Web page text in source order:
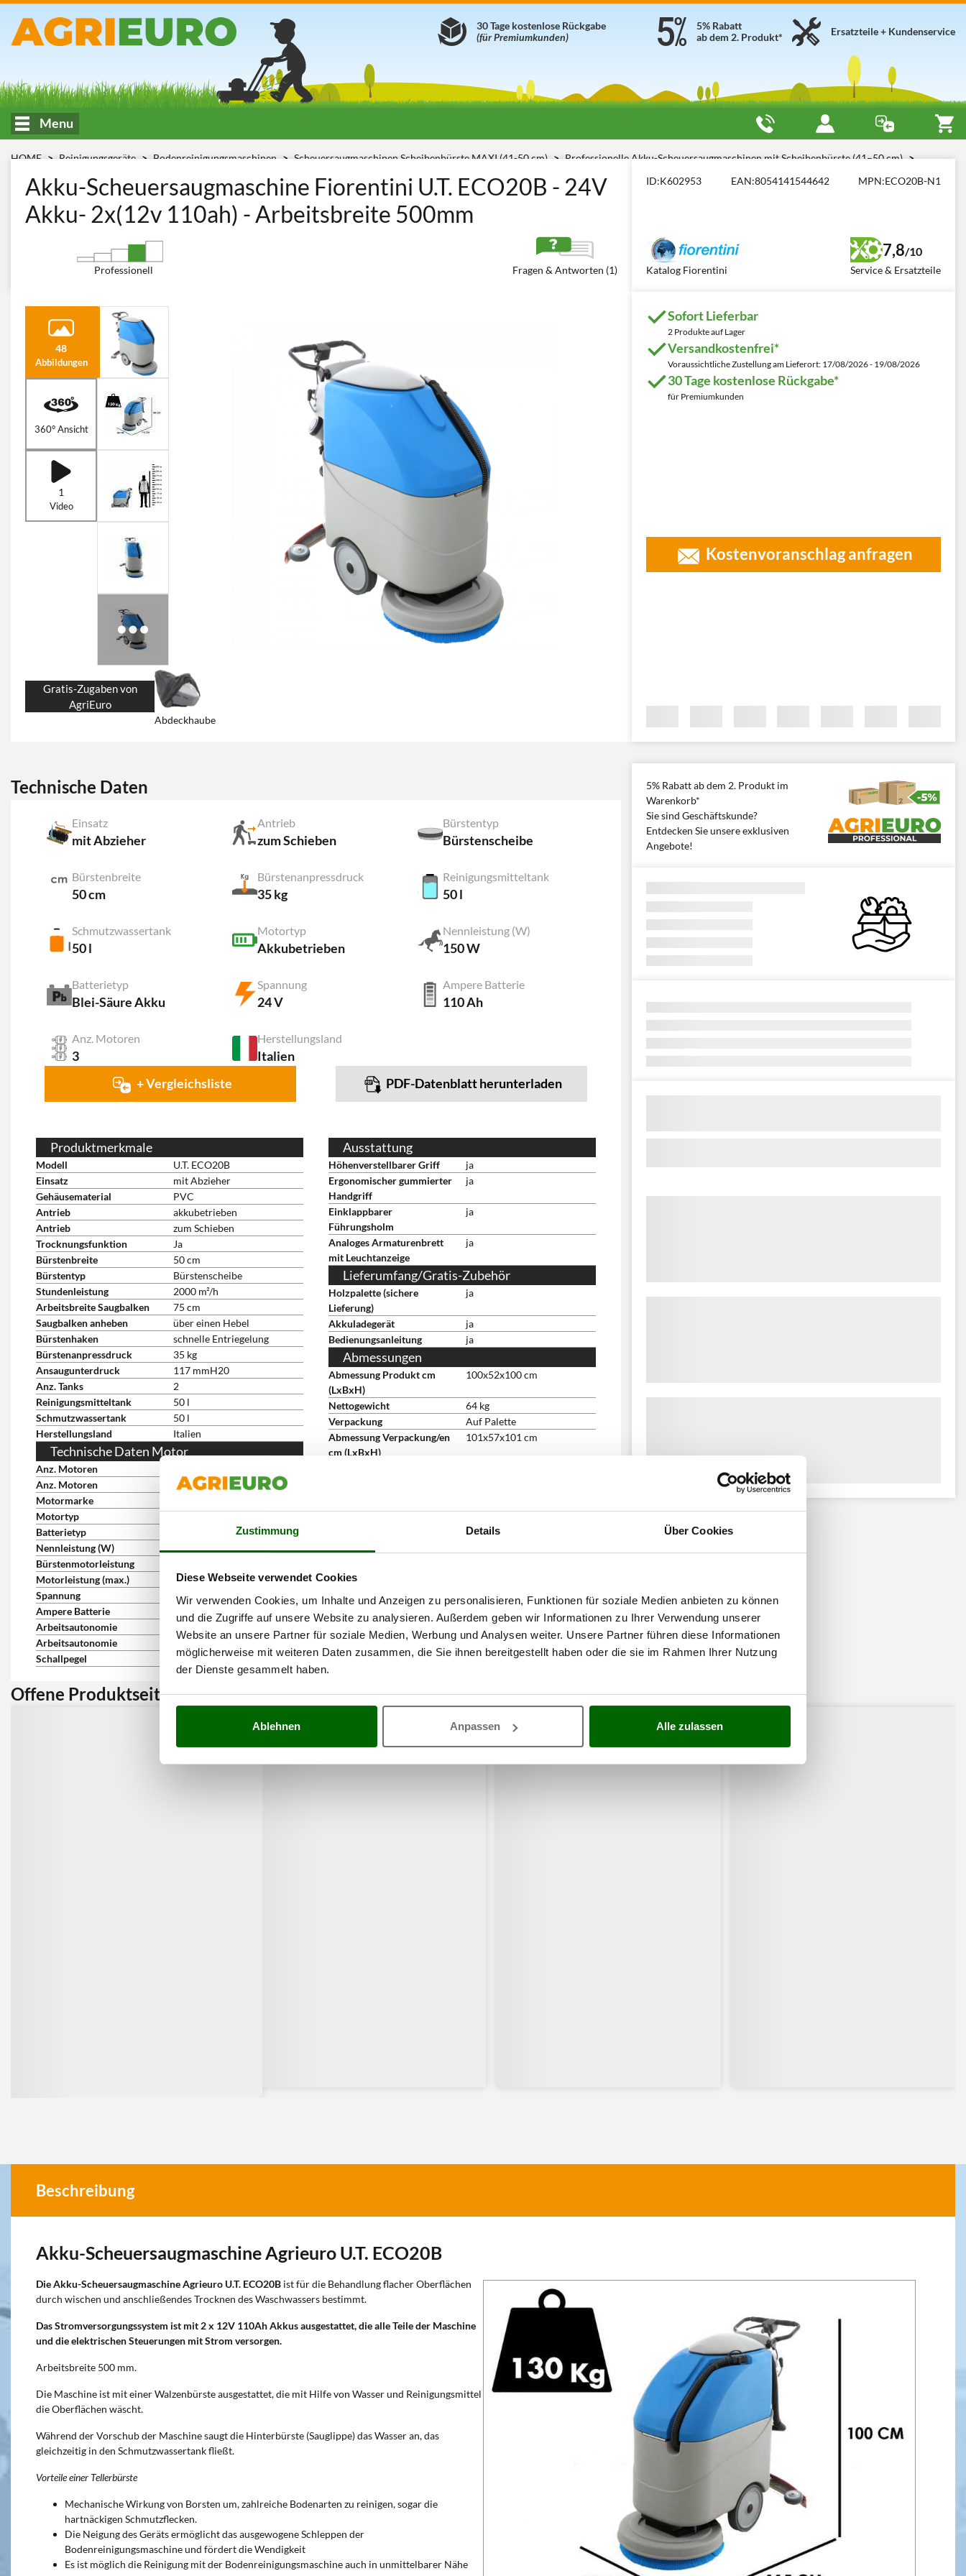
Zustimmung Details Über Cookies
Diese Webseite verwendet Cookies
Wir verwenden Cookies, um Inhalte und Anzeigen zu personalisieren, Funktionen für soziale Medien anbieten zu können
und die Zugriffe auf unsere Website zu analysieren. Außerdem geben wir Informationen zu Ihrer Verwendung unserer
Website an unsere Partner für soziale Medien, Werbung und Analysen weiter. Unsere Partner führen diese Informationen
möglicherweise mit weiteren Daten zusammen, die Sie ihnen bereitgestellt haben oder die sie im Rahmen Ihrer Nutzung
der Dienste gesammelt haben.
Ablehnen Anpassen Alle zulassen
Ersatzteile + Kundenservice
5% Rabatt
ab dem 2. Produkt*
30 Tage kostenlose Rückgabe
(für Premiumkunden)
Menu
HOME Reinigungsgeräte Bodenreinigungsmaschinen Scheuersaugmaschinen Scheibenbürste MAXI (41-50 cm)
Professionelle Akku-Scheuersaugmaschinen mit Scheibenbürste (41–50 cm)
Akku-Scheuersaugmaschine Fiorentini U.T. ECO20B - 24V
Akku- 2x(12v 110ah) - Arbeitsbreite 500mm
Professionell Fragen & Antworten (1)
ID:K602953 EAN:8054141544642 MPN:ECO20B-N1
Katalog Fiorentini
7,8/10
Service & Ersatzteile
48
Abbildungen
360° Ansicht
1
Video
Gratis-Zugaben von
AgriEuro
Abdeckhaube
Sofort Lieferbar
2 Produkte auf Lager
Versandkostenfrei*
Voraussichtliche Zustellung am Lieferort: 17/08/2026 - 19/08/2026
30 Tage kostenlose Rückgabe*
für Premiumkunden
Kostenvoranschlag anfragen
Technische Daten
Einsatz
mit Abzieher
Antrieb
zum Schieben
Bürstentyp
Bürstenscheibe
Bürstenbreite
50 cm
Bürstenanpressdruck
35 kg
Reinigungsmitteltank
50 l
Schmutzwassertank
50 l
Motortyp
Akkubetrieben
Nennleistung (W)
150 W
Batterietyp
Blei-Säure Akku
Spannung
24 V
Ampere Batterie
110 Ah
Anz. Motoren
3
Herstellungsland
Italien
+ Vergleichsliste PDF-Datenblatt herunterladen
Produktmerkmale
Modell
U.T. ECO20B
Einsatz
mit Abzieher
Gehäusematerial
PVC
Antrieb
akkubetrieben
Antrieb
zum Schieben
Trocknungsfunktion
Ja
Bürstenbreite
50 cm
Bürstentyp
Bürstenscheibe
Stundenleistung
2000 m²/h
Arbeitsbreite Saugbalken
75 cm
Saugbalken anheben
über einen Hebel
Bürstenhaken
schnelle Entriegelung
Bürstenanpressdruck
35 kg
Ansaugunterdruck
117 mmH20
Anz. Tanks
2
Reinigungsmitteltank
50 l
Schmutzwassertank
50 l
Herstellungsland
Italien
Technische Daten Motor
Anz. Motoren
Anz. Motoren
3
Motormarke
Motortyp
Batterietyp
Blei-Säure Akku
Nennleistung (W)
150 W
Bürstenmotorleistung
Motorleistung (max.)
550 W
Spannung
24 V
Ampere Batterie
110 Ah
Arbeitsautonomie
Arbeitsautonomie
150 min
Schallpegel
72 dB(A)
Ausstattung
Höhenverstellbarer Griff
ja
Ergonomischer gummierter
Handgriff
ja
Einklappbarer
Führungsholm
ja
Analoges Armaturenbrett
mit Leuchtanzeige
ja
Lieferumfang/Gratis-Zubehör
Holzpalette (sichere
Lieferung)
ja
Akkuladegerät
ja
Bedienungsanleitung
ja
Abmessungen
Abmessung Produkt cm
(LxBxH)
100x52x100 cm
Nettogewicht
64 kg
Verpackung
Auf Palette
Abmessung Verpackung/en
cm (LxBxH)
101x57x101 cm
5% Rabatt ab dem 2. Produkt im
Warenkorb*
Sie sind Geschäftskunde?
Entdecken Sie unsere exklusiven
Angebote!
Offene Produktseite: Kunden haben sich auch für diese Produkte interessiert:
Beschreibung
Akku-Scheuersaugmaschine Agrieuro U.T. ECO20B
Die Akku-Scheuersaugmaschine Agrieuro U.T. ECO20B ist für die Behandlung flacher Oberflächen
durch wischen und anschließendes Trocknen des Waschwassers bestimmt.
Das Stromversorgungssystem ist mit 2 x 12V 110Ah Akkus ausgestattet, die alle Teile der Maschine
und die elektrischen Steuerungen mit Strom versorgen.
Arbeitsbreite 500 mm.
Die Maschine ist mit einer Walzenbürste ausgestattet, die mit Hilfe von Wasser und Reinigungsmittel
die Oberflächen wäscht.
Während der Vorschub der Maschine saugt die Hinterbürste (Sauglippe) das Wasser an, das
gleichzeitig in den Schmutzwassertank fließt.
Vorteile einer Tellerbürste
Mechanische Wirkung von Borsten um, zahlreiche Bodenarten zu reinigen, sogar die
hartnäckigen Schmutzflecken.
Die Neigung des Geräts ermöglicht das ausgewogene Schleppen der
Bodenreinigungsmaschine und fördert die Wendigkeit
Es ist möglich die Reinigung mit der Bodenreinigungsmaschine auch in unmittelbarer Nähe